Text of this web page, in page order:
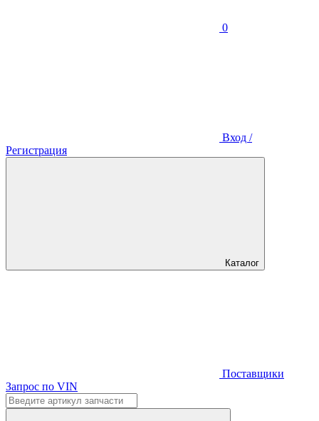
0
Вход /
Регистрация
Каталог
Поставщики
Запрос по VIN